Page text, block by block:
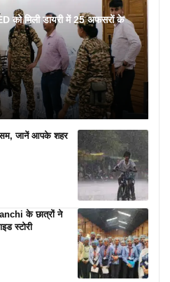
मिली डायरी में 25 अफसरों के
जानें आपके शहर
के छात्रों ने
स्टोरी